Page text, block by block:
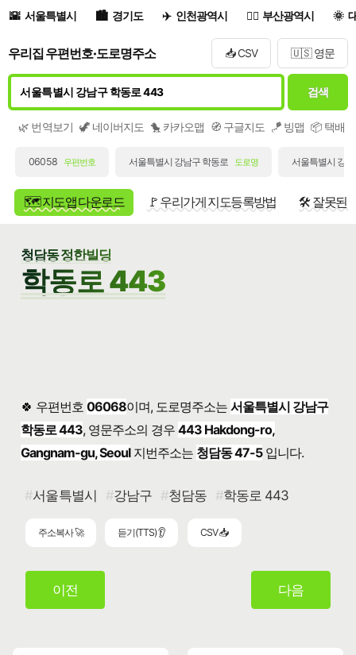
서울특별시 경기도 인천광역시 부산광역시
우리집 우편번호·도로명주소 📥 CSV 🇺🇸 영문
검색
🌿 번역보기 🦖 네이버지도 🐤 카카오맵 🧭 구글지도 🪁 빙맵 📦 택배/
06058 우편번호 서울특별시 강남구 학동로 도로명 서울특별시 강
🗺️ 지도앱 다운로드 🚩 우리가게 지도등록방법 🛠️ 잘못된
청담동 정한빌딩
학동로 443
🍀 우편번호 06068이며, 도로명주소는서울특별시 강남구
학동로 443, 영문주소의 경우443 Hakdong-ro,
Gangnam-gu, Seoul지번주소는 청담동 47-5입니다.
서울특별시 강남구 청담동 학동로 443
주소복사 🚀 듣기(TTS) 👂 CSV 📥
이전 다음